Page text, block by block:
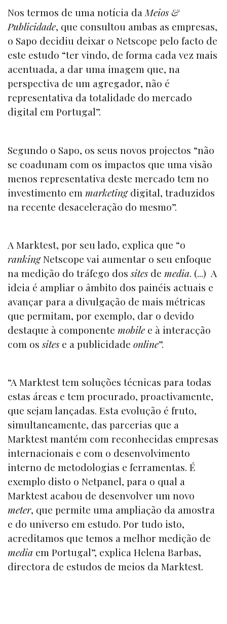
Nos termos de uma notícia daMeios &
Publicidade, que consultou ambas as empresas,
o Sapo decidiu deixar o Netscope pelo facto de
este estudo “ter vindo, de forma cada vez mais
acentuada, a dar uma imagem que, na
perspectiva de um agregador, não é
representativa da totalidade do mercado
digital em Portugal”.
Segundo o Sapo, os seus novos projectos “não
se coadunam com os impactos que uma visão
menos representativa deste mercado tem no
investimento em marketingdigital, traduzidos
na recente desaceleração do mesmo”.
A Marktest, por seu lado, explica que “o
rankingNetscope vai aumentar o seu enfoque
na medição do tráfego dossites de media. (...) A
ideia é ampliar o âmbito dos painéis actuais e
avançar para a divulgação de mais métricas
que permitam, por exemplo, dar o devido
destaque à componente mobile e à interacção
com ossites e a publicidade online”.
“A Marktest tem soluções técnicas para todas
estas áreas e tem procurado, proactivamente,
que sejam lançadas. Esta evolução é fruto,
simultaneamente, das parcerias que a
Marktest mantém com reconhecidas empresas
internacionais e com o desenvolvimento
interno de metodologias e ferramentas. É
exemplo disto o Netpanel, para o qual a
Marktest acabou de desenvolver um novo
meter, que permite uma ampliação da amostra
e do universo em estudo. Por tudo isto,
acreditamos que temos a melhor medição de
media em Portugal”, explica Helena Barbas,
directora de estudos de meios da Marktest.